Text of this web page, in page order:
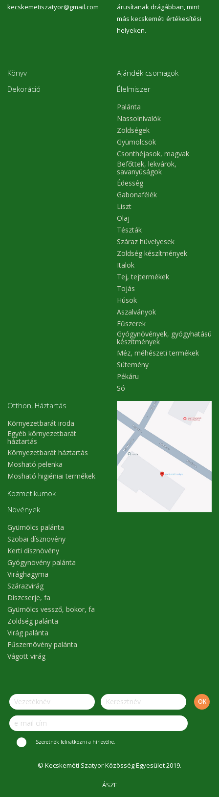
kecskemetiszatyor@gmail.com
árusítanak drágábban, mint
más kecskeméti értékesítési
helyeken.
Könyv
Dekoráció
Ajándék csomagok
Élelmiszer
Palánta
Nassolnivalók
Zöldségek
Gyümölcsök
Csonthéjasok, magvak
Befőttek, lekvárok,
savanyúságok
Édesség
Gabonafélék
Liszt
Olaj
Tészták
Száraz hüvelyesek
Zöldség készítmények
Italok
Tej, tejtermékek
Tojás
Húsok
Aszalványok
Fűszerek
Gyógynövények, gyógyhatású
készítmények
Méz, méhészeti termékek
Sütemény
Pékáru
Só
Otthon, Háztartás
Környezetbarát iroda
Egyéb környezetbarát
háztartás
Környezetbarát háztartás
Mosható pelenka
Mosható higiéniai termékek
Kozmetikumok
Növények
Gyümölcs palánta
Szobai dísznövény
Kerti dísznövény
Gyógynövény palánta
Virághagyma
Szárazvirág
Díszcserje, fa
Gyümölcs vessző, bokor, fa
Zöldség palánta
Virág palánta
Fűszernövény palánta
Vágott virág
Szeretnék feliratkozni a hírlevélre.
© Kecskeméti Szatyor Közösség Egyesület 2019.
ÁSZF